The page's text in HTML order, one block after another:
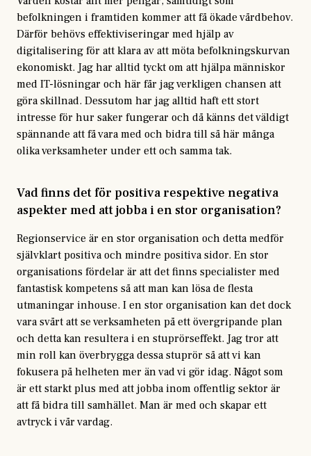
befolkningen i framtiden kommer att få ökade vårdbehov.
Därför behövs effektiviseringar med hjälp av
digitalisering för att klara av att möta befolkningskurvan
ekonomiskt. Jag har alltid tyckt om att hjälpa människor
med IT-lösningar och här får jag verkligen chansen att
göra skillnad. Dessutom har jag alltid haft ett stort
intresse för hur saker fungerar och då känns det väldigt
spännande att få vara med och bidra till så här många
olika verksamheter under ett och samma tak.
Vad finns det för positiva respektive negativa
aspekter med att jobba i en stor organisation?
Regionservice är en stor organisation och detta medför
självklart positiva och mindre positiva sidor. En stor
organisations fördelar är att det finns specialister med
fantastisk kompetens så att man kan lösa de flesta
utmaningar inhouse. I en stor organisation kan det dock
vara svårt att se verksamheten på ett övergripande plan
och detta kan resultera i en stuprörseffekt. Jag tror att
min roll kan överbrygga dessa stuprör så att vi kan
fokusera på helheten mer än vad vi gör idag. Något som
är ett starkt plus med att jobba inom offentlig sektor är
att få bidra till samhället. Man är med och skapar ett
avtryck i vår vardag.